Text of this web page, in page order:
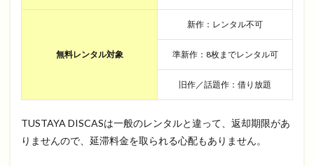
無料レンタル対象
新作：レンタル不可
準新作：8枚までレンタル可
旧作／話題作：借り放題
TUSTAYA DISCASは一般のレンタルと違って、返却期限があ
りませんので、延滞料金を取られる心配もありません。